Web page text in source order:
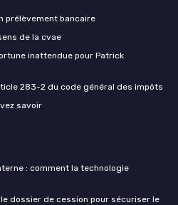
prélèvement bancaire
de la cvae
inattendue pour Patrick
283-2 du code général des impôts
savoir
: comment la technologie
dossier de cession pour sécuriser le